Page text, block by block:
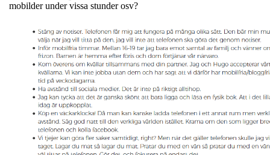
mobilder under vissa stunder osv?